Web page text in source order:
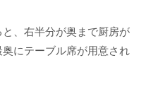
、右半分が奥まで厨房が
にテーブル席が用意され